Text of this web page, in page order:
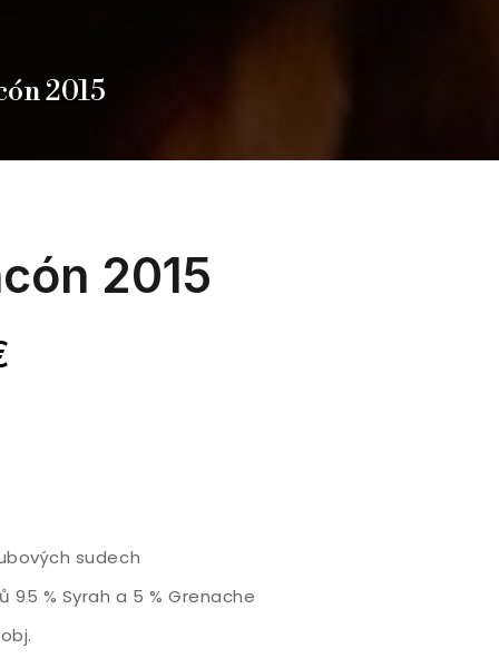
2015
2015
sudech
95 % Syrah a 5 % Grenache